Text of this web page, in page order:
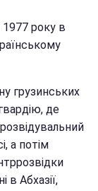
1977 року в
грузинських
де
а потім
в Абхазії,